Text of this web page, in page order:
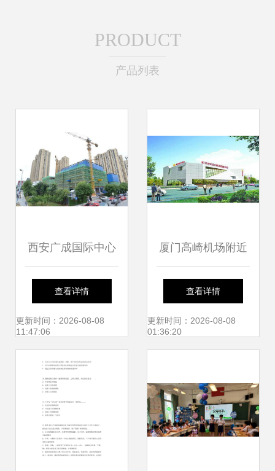
PRODUCT
产品列表
西安广成国际中心
以城市展厅迭新商
办封面，厦门市仙
岳小学 教育创新引
领未来
查看详情
更新时间：2026-08-08
11:47:06
厦门高崎机场附近
有没有什么地方好
停车的,停4天,免费
都行
查看详情
更新时间：2026-08-08
01:36:20